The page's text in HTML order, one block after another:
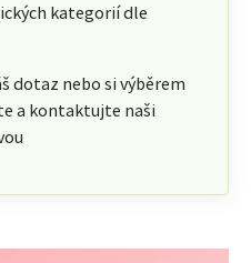
kategorií dle
dotaz nebo si výběrem
a kontaktujte naši